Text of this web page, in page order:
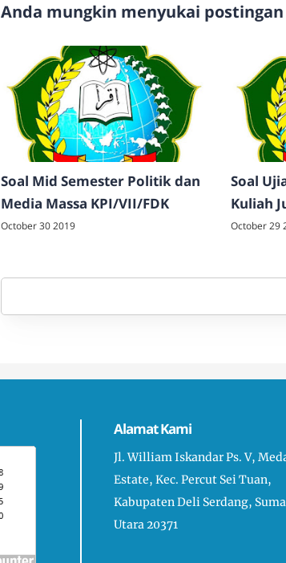
Anda mungkin menyukai
Soal Mid Semester Politik dan
Media Massa KPI/VII/FDK
October 30 2019
Soal
Kuliah
UINSU
October 29
Alamat Kami
Jl. William Iskandar Ps. V,
Estate, Kec. Percut Sei Tuan,
Kabupaten Deli Serdang,
Utara 20371